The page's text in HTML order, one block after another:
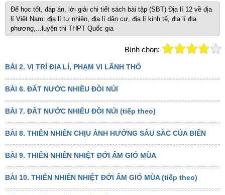
Để học tốt, đáp án, lời giải chi tiết sách bài tập (SBT) Địa lí 12 về địa
lí Việt Nam: địa lí tự nhiên, địa lí dân cư, địa lí kinh tế, địa lí địa
phương,...luyện thi THPT Quốc gia
Bình chọn:
BÀI 2. VỊ TRÍ ĐỊA LÍ, PHẠM VI LÃNH THỔ
BÀI 6. ĐẤT NƯỚC NHIỀU ĐỒI NÚI
BÀI 7. ĐẤT NƯỚC NHIÊU ĐỒI NÚI (tiếp theo)
BÀI 8. THIÊN NHIÊN CHỊU ẢNH HƯỞNG SÂU SẮC CỦA BIỂN
BÀI 9. THIÊN NHIÊN NHIỆT ĐỚI ẨM GIÓ MÙA
BÀI 10. THIÊN NHIÊN NHIỆT ĐỚI ẨM GIÓ MÙA (tiếp theo)